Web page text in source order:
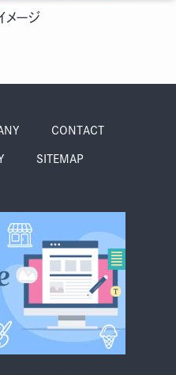
イベント
メージ
CONTACT
SITEMAP